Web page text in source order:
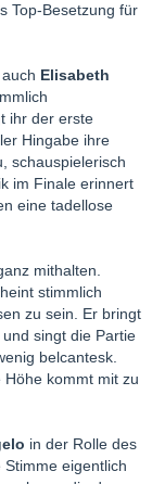
Top-Besetzung für
Elisabeth
ihr der erste
Hingabe ihre
schauspielerisch
im Finale erinnert
eine tadellose
mithalten.
stimmlich
zu sein. Er bringt
singt die Partie
belcantesk.
kommt mit zu
in der Rolle des
Stimme eigentlich